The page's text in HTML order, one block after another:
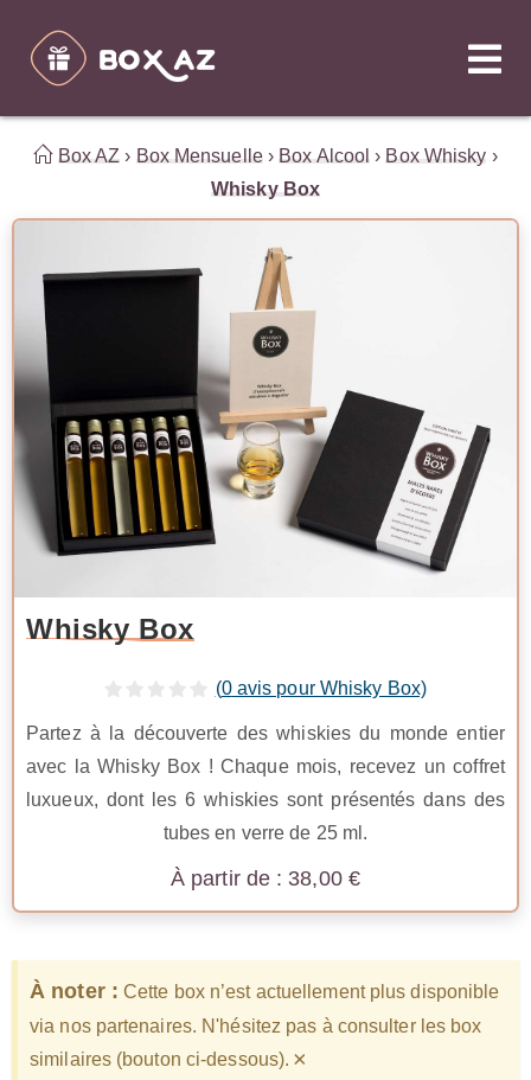
Box AZ › Box Mensuelle› Box Alcool › Box Whisky ›
Whisky Box
Whisky Box
(0avis pour Whisky Box)
Partez à la découverte des whiskies du monde entier
avec la Whisky Box ! Chaque mois, recevez un coffret
luxueux, dont les 6 whiskies sont présentés dans des
tubes en verre de 25 ml.
38,00 €
À noter : Cette box n’est actuellement plus disponible
via nos partenaires. N'hésitez pas à consulter les box
similaires (bouton ci-dessous). ×